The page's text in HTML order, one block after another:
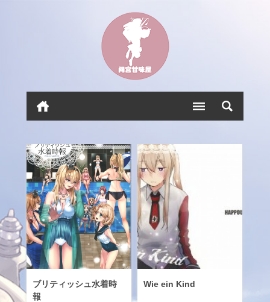
ブリティッシュ水着時
報
Wie ein Kind